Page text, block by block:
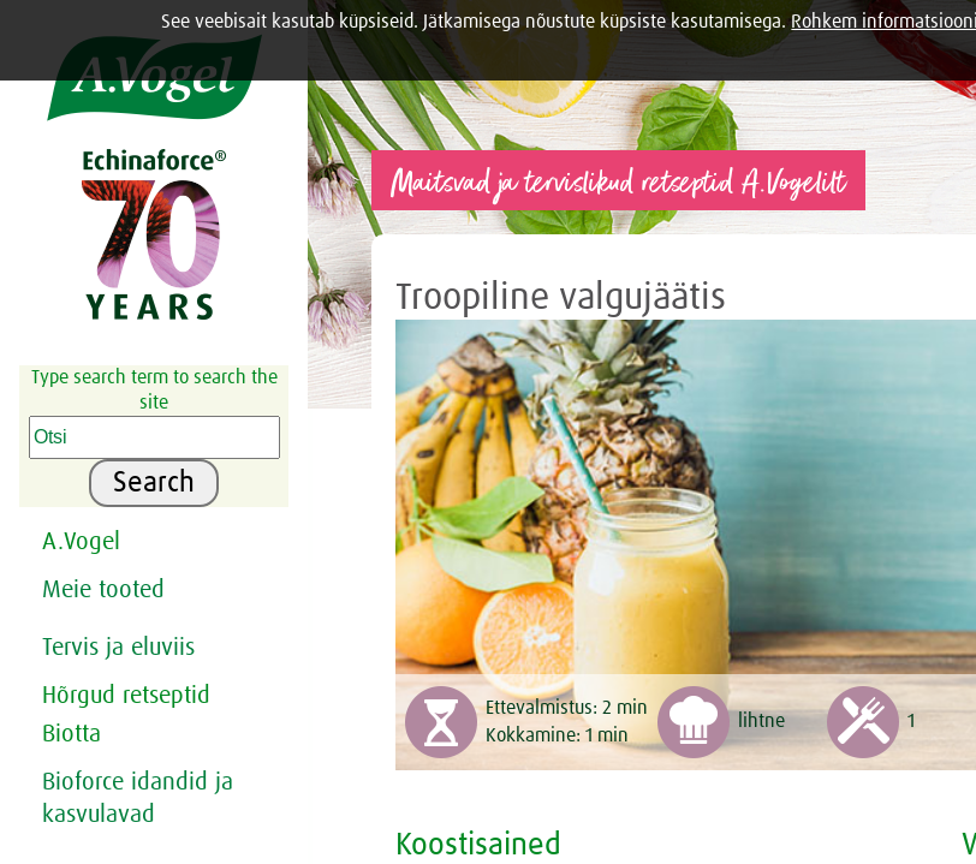

Type search term to search the
site
Search
A.Vogel
Meie tooted
Tervis ja eluviis
Hõrgud retseptid
Biotta
Bioforce idandid ja
kasvulavad
Maitsvad ja tervislikud retseptid A.Vogelilt
Troopiline valgujäätis
Ettevalmistus:2 min
Kokkamine:1 min
lihtne 1
Koostisained
See veebisait kasutab küpsiseid. Jätkamisega nõustute küpsiste kasutamisega.Rohkem informatsiooni
Share this selection